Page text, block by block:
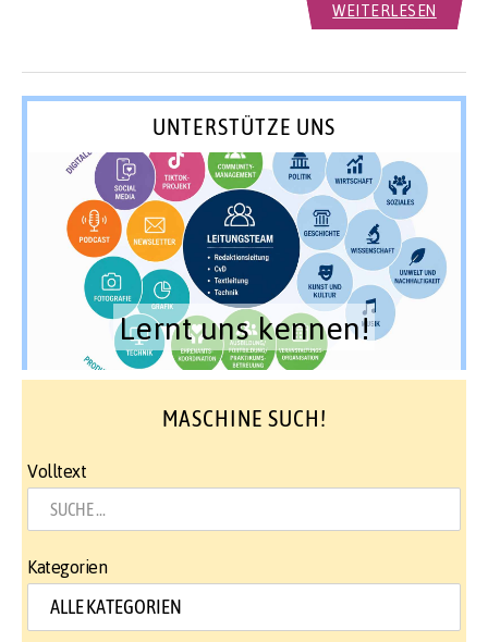
WEITERLESEN
UNTERSTÜTZE UNS
Lernt uns kennen!
MASCHINE SUCH!
Volltext
Kategorien